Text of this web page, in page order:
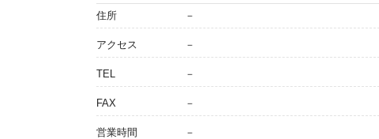
住所 －
アクセス －
TEL －
FAX －
営業時間 －